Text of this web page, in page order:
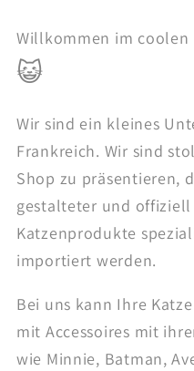
Willkommen im coolen
😺
Wir sind ein kleines
Frankreich. Wir sind
Shop zu präsentieren,
gestalteter und
Katzenprodukte
importiert werden.
Bei uns kann Ihre
mit Accessoires mit
wie Minnie, Batman,